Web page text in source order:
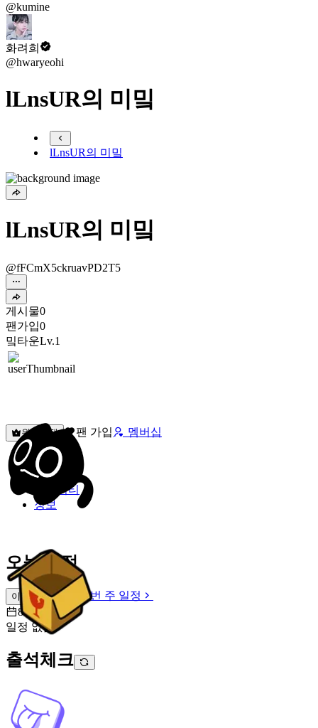
@kumine
화려희
@hwaryeohi
lLnsUR의 미밐
lLnsUR의 미밐
lLnsUR의 미밐
@fFCmX5ckruavPD2T5
게시물0
팬가입0
밐타운Lv.1
원픽선택 팬 가입 멤버십
밐타운
피드
커뮤니티
정보
오늘 일정
이번 주 일정
이번 주 일정
8월 9일 [일]
일정 없음
출석체크